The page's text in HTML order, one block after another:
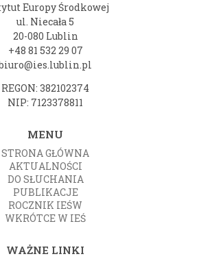
Europy Środkowej
ul. Niecała 5
20-080 Lublin
+48 81 532 29 07
REGON: 382102374
NIP: 7123378811
MENU
STRONA GŁÓWNA
AKTUALNOŚCI
DO SŁUCHANIA
PUBLIKACJE
ROCZNIK IEŚW
WKRÓTCE W IEŚ
WAŻNE LINKI